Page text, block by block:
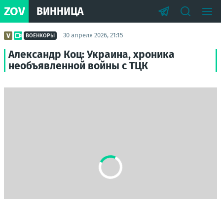
ZOV ВИННИЦА
ВОЕНКОРЫ 30 апреля 2026, 21:15
Александр Коц: Украина, хроника
необъявленной войны с ТЦК